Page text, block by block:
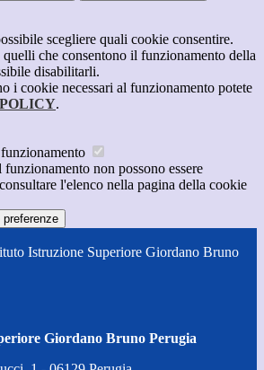
scegliere quali cookie consentire.
che consentono il funzionamento della
disabilitarli.
i cookie necessari al funzionamento potete
.
non possono essere
l'elenco nella pagina della cookie
Istruzione Superiore Giordano Bruno
Giordano Bruno Perugia